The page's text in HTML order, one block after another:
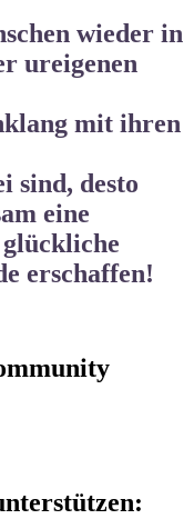
wieder in
ureigenen
mit ihren
sind, desto
eine
glückliche
erschaffen!